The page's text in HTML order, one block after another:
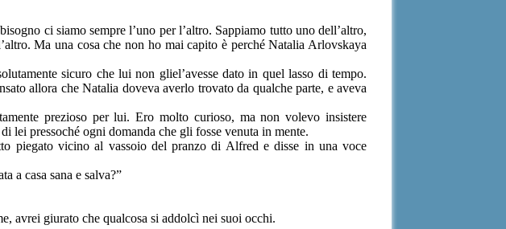
ci siamo sempre l’uno per l’altro. Sappiamo tutto uno dell’altro,
Ma una cosa che non ho mai capito è perché Natalia Arlovskaya
sicuro che lui non gliel’avesse dato in quel lasso di tempo.
allora che Natalia doveva averlo trovato da qualche parte, e aveva
prezioso per lui. Ero molto curioso, ma non volevo insistere
lei pressoché ogni domanda che gli fosse venuta in mente.
piegato vicino al vassoio del pranzo di Alfred e disse in una voce
a casa sana e salva?”
avrei giurato che qualcosa si addolcì nei suoi occhi.